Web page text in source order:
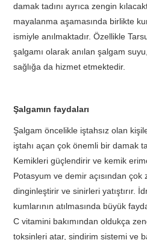
damak tadını ayrıca zengin
mayalanma aşamasında birlikte
ismiyle anılmaktadır. Özellikle
şalgamı olarak anılan şalgam
sağlığa da hizmet etmektedir.
Şalgamın faydaları
Şalgam öncelikle iştahsız olan
iştahı açan çok önemli bir damak
Kemikleri güçlendirir ve kemik
Potasyum ve demir açısından
dinginleştirir ve sinirleri yatıştırır.
kumlarının atılmasında büyük
C vitamini bakımından oldukça
toksinleri atar, sindirim sistemi ve